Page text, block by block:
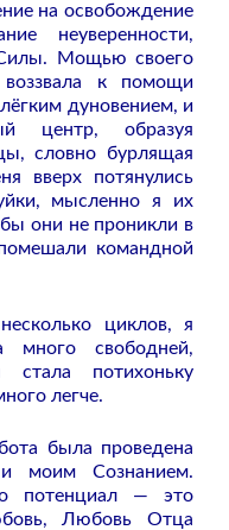
на освобождение
неуверенности,
Силы. Мощью своего
к помощи
дуновением, и
центр, образуя
словно бурлящая
вверх потянулись
мысленно я их
они не проникли в
командной
циклов, я
много свободней,
потихоньку
легче.
была проведена
моим Сознанием.
потенциал — это
Любовь Отца